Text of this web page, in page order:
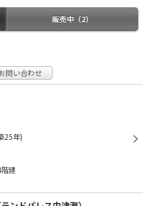
販売中（2）
問い合わせ
25年)
建